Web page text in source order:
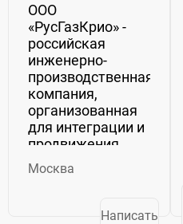
ООО
«РусГазКрио» -
российская
инженерно-
производственная
компания,
организованная
для интеграции и
продвижения
современных
криогенных
оборудования,
Москва
Написать